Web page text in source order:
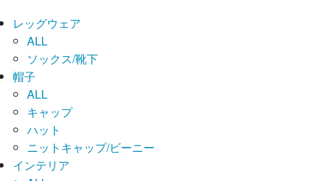
レッグウェア
ALL
ソックス/靴下
帽子
ALL
キャップ
ハット
ニットキャップ/ビーニー
インテリア